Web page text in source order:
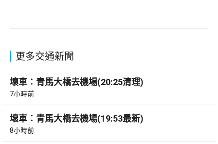
更多交通新聞
壞車︰青馬大橋去機場(20:25清理)
7小時前
壞車︰青馬大橋去機場(19:53最新)
8小時前